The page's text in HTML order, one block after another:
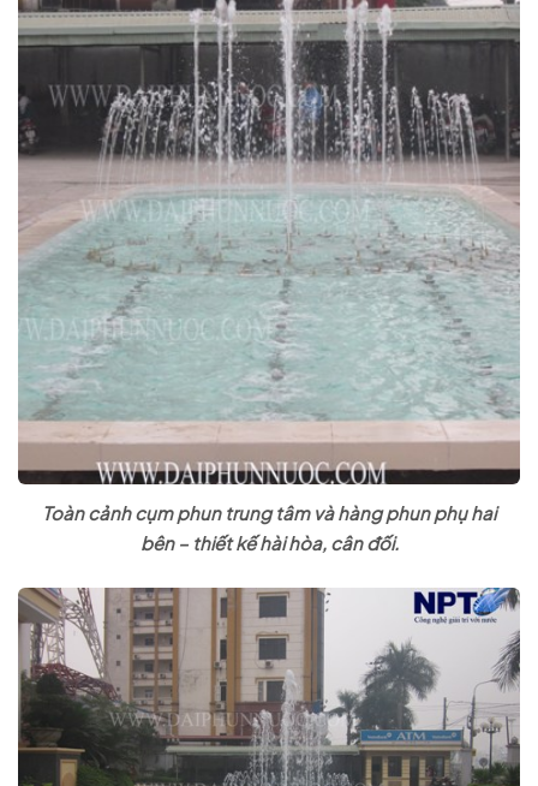
Toàn cảnh cụm phun trung tâm và hàng phun phụ hai
bên – thiết kế hài hòa, cân đối.